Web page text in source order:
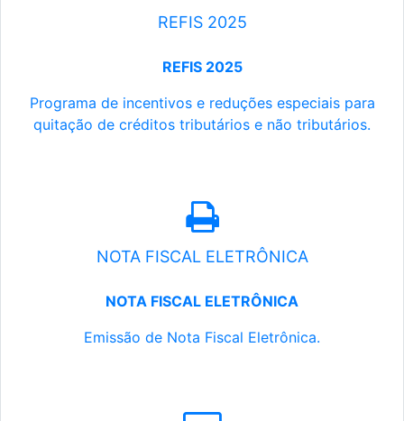
REFIS 2025
REFIS 2025
Programa de incentivos e reduções especiais para
quitação de créditos tributários e não tributários.
NOTA FISCAL ELETRÔNICA
NOTA FISCAL ELETRÔNICA
Emissão de Nota Fiscal Eletrônica.